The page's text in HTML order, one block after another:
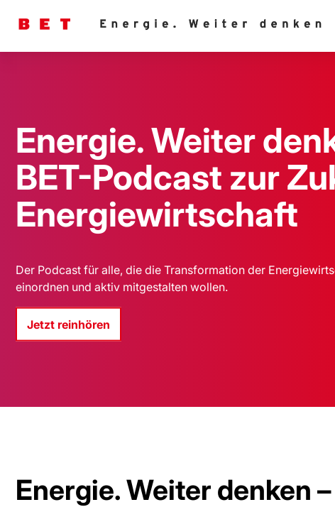
Energie. Weiter
BET-Podcast zur
Energiewirtschaft
Der Podcast für alle, die die Transformation der
einordnen und aktiv mitgestalten wollen.
Jetzt reinhören
Energie. Weiter denken